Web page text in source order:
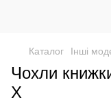
Каталог Інші
Чохли
X